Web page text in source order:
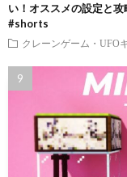
い！オススメの設定と
#shorts
クレーンゲーム・UFO